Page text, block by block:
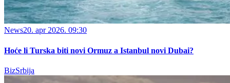
News20. apr 2026. 09:30
Hoće li Turska biti novi Ormuz a Istanbul novi Dubai?
BizSrbija